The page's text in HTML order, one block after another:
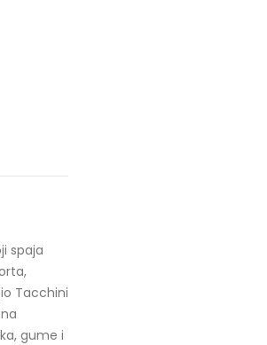
spaja
Tacchini
gume i